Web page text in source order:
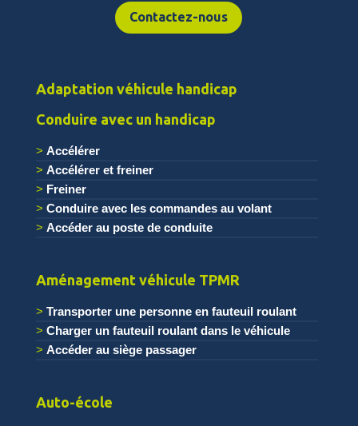
Contactez-nous
Adaptation véhicule handicap
Conduire avec un handicap
Accélérer
Accélérer et freiner
Freiner
Conduire avec les commandes au volant
Accéder au poste de conduite
Aménagement véhicule TPMR
Transporter une personne en fauteuil roulant
Charger un fauteuil roulant dans le véhicule
Accéder au siège passager
Auto-école